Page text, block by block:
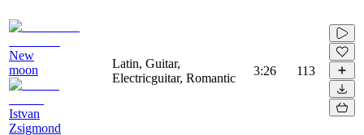
New
moon
Istvan
Zsigmond
Latin, Guitar,
Electricguitar, Romantic
3:26 113